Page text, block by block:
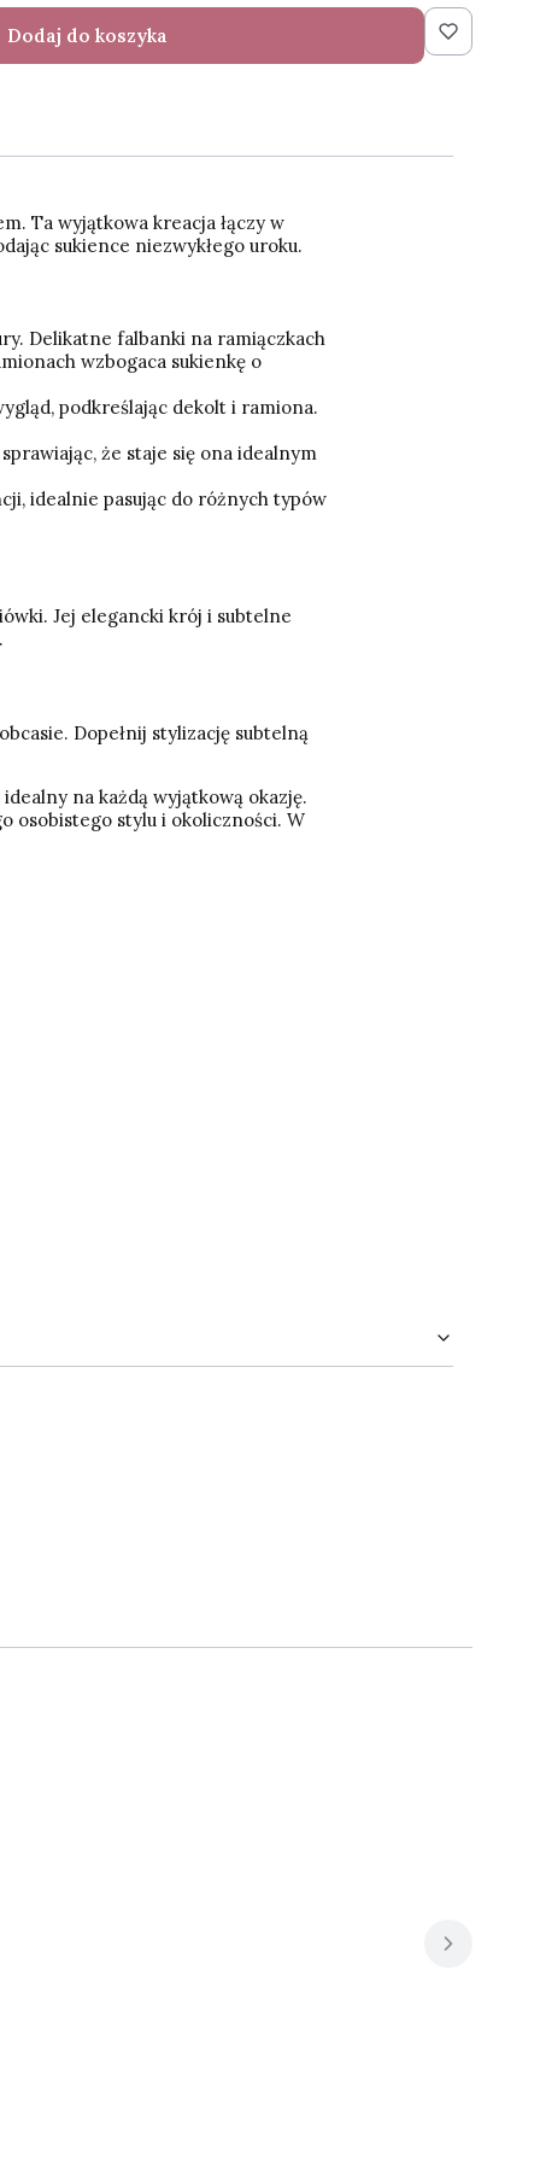
Dodaj do koszyka
Ta wyjątkowa kreacja łączy w
sukience niezwykłego uroku.
Delikatne falbanki na ramiączkach
wzbogaca sukienkę o
podkreślając dekolt i ramiona.
że staje się ona idealnym
idealnie pasując do różnych typów
Jej elegancki krój i subtelne
Dopełnij stylizację subtelną
na każdą wyjątkową okazję.
osobistego stylu i okoliczności. W